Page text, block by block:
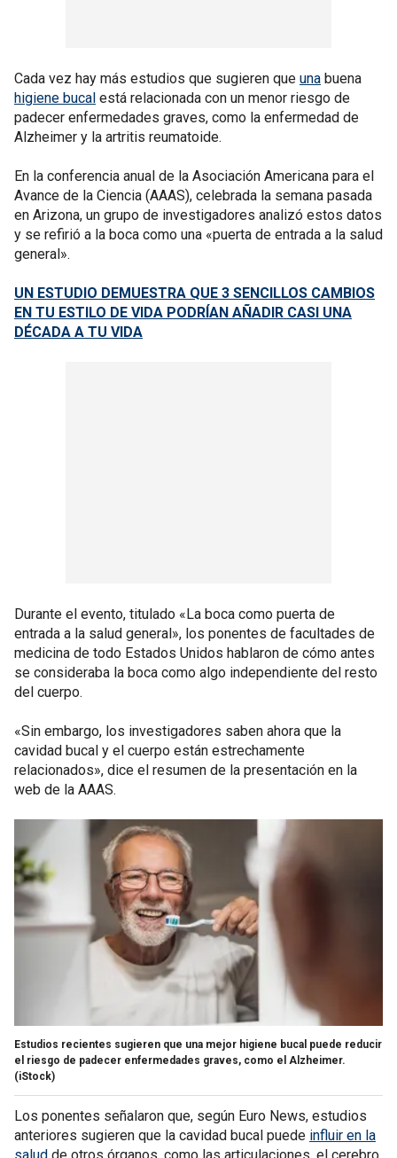
Cada vez hay más estudios que sugieren que una buena
higiene bucal está relacionada con un menor riesgo de
padecer enfermedades graves, como la enfermedad de
Alzheimer y la artritis reumatoide.
En la conferencia anual de la Asociación Americana para el
Avance de la Ciencia (AAAS), celebrada la semana pasada
en Arizona, un grupo de investigadores analizó estos datos
y se refirió a la boca como una «puerta de entrada a la salud
general».
UN ESTUDIO DEMUESTRA QUE 3 SENCILLOS CAMBIOS
EN TU ESTILO DE VIDA PODRÍAN AÑADIR CASI UNA
DÉCADA A TU VIDA
Durante el evento, titulado «La boca como puerta de
entrada a la salud general», los ponentes de facultades de
medicina de todo Estados Unidos hablaron de cómo antes
se consideraba la boca como algo independiente del resto
del cuerpo.
«Sin embargo, los investigadores saben ahora que la
cavidad bucal y el cuerpo están estrechamente
relacionados», dice el resumen de la presentación en la
web de la AAAS.
Estudios recientes sugieren que una mejor higiene bucal puede reducir
el riesgo de padecer enfermedades graves, como el Alzheimer.
(iStock)
Los ponentes señalaron que, según Euro News, estudios
anteriores sugieren que la cavidad bucal puede influir en la